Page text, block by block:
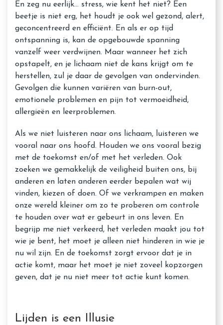
En zeg nu eerlijk... stress, wie kent het niet? Een
beetje is niet erg, het houdt je ook wel gezond, alert,
geconcentreerd en efficiënt. En als er op tijd
ontspanning is, kan de opgebouwde spanning
vanzelf weer verdwijnen. Maar wanneer het zich
opstapelt, en je lichaam niet de kans krijgt om te
herstellen, zul je daar de gevolgen van ondervinden.
Gevolgen die kunnen variëren van burn-out,
emotionele problemen en pijn tot vermoeidheid,
allergieën en leerproblemen.
Als we niet luisteren naar ons lichaam, luisteren we
vooral naar ons hoofd. Houden we ons vooral bezig
met de toekomst en/of met het verleden. Ook
zoeken we gemakkelijk de veiligheid buiten ons, bij
anderen en laten anderen eerder bepalen wat wij
vinden, kiezen of doen. Of we verkrampen en maken
onze wereld kleiner om zo te proberen om controle
te houden over wat er gebeurt in ons leven. En
begrijp me niet verkeerd, het verleden maakt jou tot
wie je bent, het moet je alleen niet hinderen in wie je
nu wil zijn. En de toekomst zorgt ervoor dat je in
actie komt, maar het moet je niet zoveel kopzorgen
geven, dat je nu niet meer tot actie kunt komen.
Lijden is een Illusie